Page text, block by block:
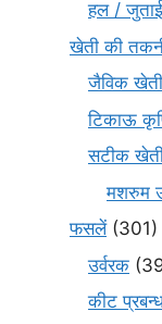
हल /
खेती की
जैविक खेती
टिकाऊ
सटीक
मशरुम
फसलें(301)
उर्वरक
कीट